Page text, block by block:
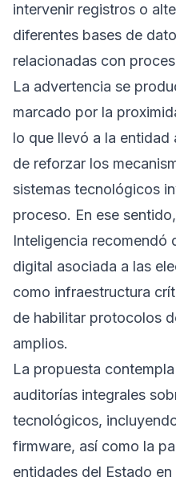
intervenir registros o
diferentes bases de
relacionadas con
La advertencia se
marcado por la
lo que llevó a la entidad
de reforzar los
sistemas tecnológicos
proceso. En ese
Inteligencia recomendó
digital asociada a las
como infraestructura
de habilitar protocolos
amplios.
La propuesta
auditorías integrales
tecnológicos,
firmware, así como la
entidades del Estado